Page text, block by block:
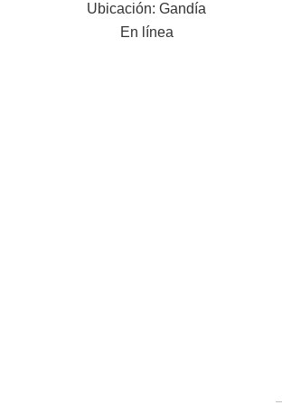
Ubicación: Gandía
En línea